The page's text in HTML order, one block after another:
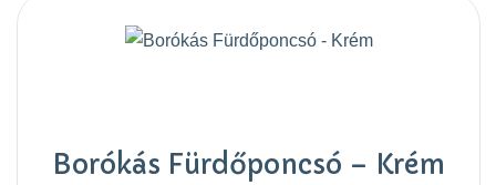
Borókás Fürdőponcsó – Krém